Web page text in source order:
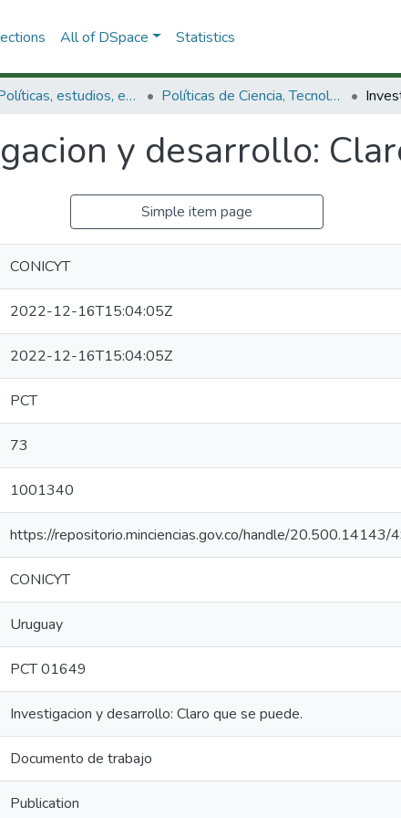
All of DSpace Statistics
3.2.1. Políticas, estudios, evaluaciones e indicadores de CTeI Políticas de Ciencia, Tecnología e Innovación
y desarrollo:
Simple item page
CONICYT
2022-12-16T15:04:05Z
2022-12-16T15:04:05Z
PCT
73
1001340
https://repositorio.minciencias.gov.co/handle/20.500.14143/
CONICYT
Uruguay
PCT 01649
Investigacion y desarrollo: Claro que se puede.
Documento de trabajo
Publication